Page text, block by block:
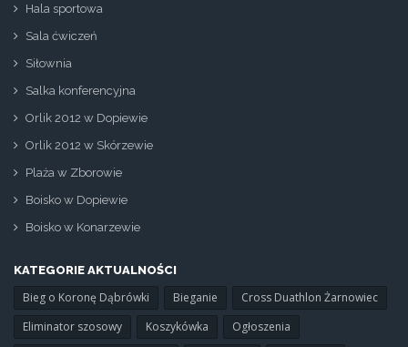
Hala sportowa
Sala ćwiczeń
Siłownia
Salka konferencyjna
Orlik 2012 w Dopiewie
Orlik 2012 w Skórzewie
Plaża w Zborowie
Boisko w Dopiewie
Boisko w Konarzewie
KATEGORIE AKTUALNOŚCI
Bieg o Koronę Dąbrówki Bieganie
Cross Duathlon Żarnowiec
Eliminator szosowy
Koszykówka Ogłoszenia